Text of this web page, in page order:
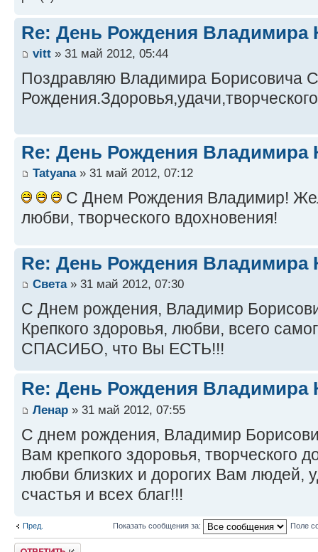
Re: День Рождения Владимира
vitt » 31 май 2012, 05:44
Поздравляю Владимира Борисовича
Re: День Рождения Владимира
Tatyana» 31 май 2012, 07:12
С Днем Рождения Владимир!
любви, творческого вдохновения!
Re: День Рождения Владимира
Света» 31 май 2012, 07:30
С Днем рождения, Владимир
Крепкого здоровья, любви, всего
СПАСИБО, что Вы ЕСТЬ!!!
Re: День Рождения Владимира
Ленар » 31 май 2012, 07:55
С днем рождения, Владимир
Вам крепкого здоровья, творческого
любви близких и дорогих Вам людей,
счастья и всех благ!!!
Пред. Показать сообщения за: Поле
Ответить